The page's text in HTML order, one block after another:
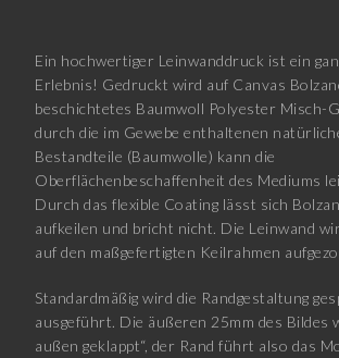
Ein hochwertiger Leinwanddruck ist ein
Erlebnis! Gedruckt wird auf Canvas
beschichtetes Baumwoll Polyester Misch-
durch die im Gewebe enthaltenen
Bestandteile (Baumwolle) kann die
Oberflächenbeschaffenheit des Mediums
Durch das flexible Coating lässt sich
aufkeilen und bricht nicht. Die Leinwand
auf den maßgefertigten Keilrahmen
Standardmäßig wird die Randgestaltung
ausgeführt. Die äußeren 25mm des Bildes
außen geklappt“, der Rand führt also das